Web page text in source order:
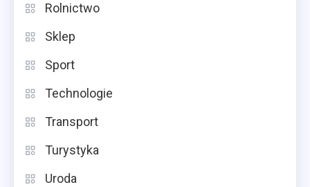
Rolnictwo
Sklep
Sport
Technologie
Transport
Turystyka
Uroda